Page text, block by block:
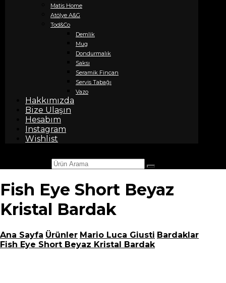
Matis Home
Atölye A&G
Tod&Co
Demlik
Mug
Dondurmalık
Saksı
Seramik Fincan
Servis Tabağı
Vazo
Hakkımızda
Bize Ulaşın
Hesabım
Instagram
Wishlist
Fish Eye Short Beyaz
Kristal Bardak
Ana Sayfa Ürünler Mario Luca Giusti Bardaklar
Fish Eye Short Beyaz Kristal Bardak